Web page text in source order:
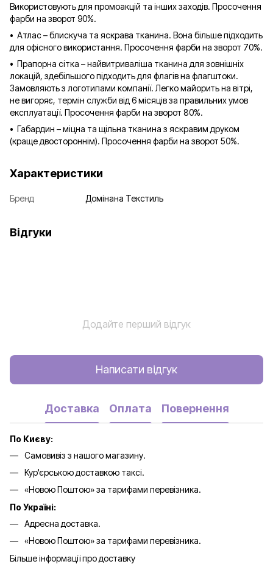
Використовують для промоакцій та інших заходів. Просочення
фарби на зворот 90%.
• Атлас – блискуча та яскрава тканина. Вона більше підходить
для офісного використання. Просочення фарби на зворот 70%.
• Прапорна сітка – найвитриваліша тканина для зовнішніх
локацій, здебільшого підходить для флагів на флагштоки.
Замовляють з логотипами компанії. Легко майорить на вітрі,
не вигоряє, термін служби від 6 місяців за правильних умов
експлуатації. Просочення фарби на зворот 80%.
• Габардин – міцна та щільна тканина з яскравим друком
(краще двостороннім). Просочення фарби на зворот 50%.
Характеристики
Бренд Домінана Текстиль
Відгуки
Додайте перший відгук
Написати відгук
Доставка Оплата Повернення
По Києву:
Самовивіз з нашого магазину.
Кур'єрською доставкою таксі.
«Новою Поштою» за тарифами перевізника.
По Україні:
Адресна доставка.
«Новою Поштою» за тарифами перевізника.
Більше інформації про доставку